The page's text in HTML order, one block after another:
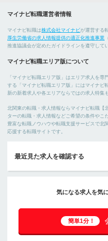
マイナビ転職運営者情報
マイナビ転職は株式会社マイナビが運営する
厚生労働省の求人情報提供の適正化推進事業
推進協議会が定めたガイドラインを遵守して
マイナビ転職エリア版について
「マイナビ転職エリア版」はエリア求人を専
する「マイナビ転職エリア版」にはマイナビ
新の新着求人や各エリアならではの求人特集
北関東の転職・求人情報ならマイナビ転職【
ターの転職・求人情報などご希望の条件やこ
豊富な転職ノウハウや転職支援サービスで北
応援する転職サイトです。
最近見た求人を確認する
気になる求人を気
簡単1分！